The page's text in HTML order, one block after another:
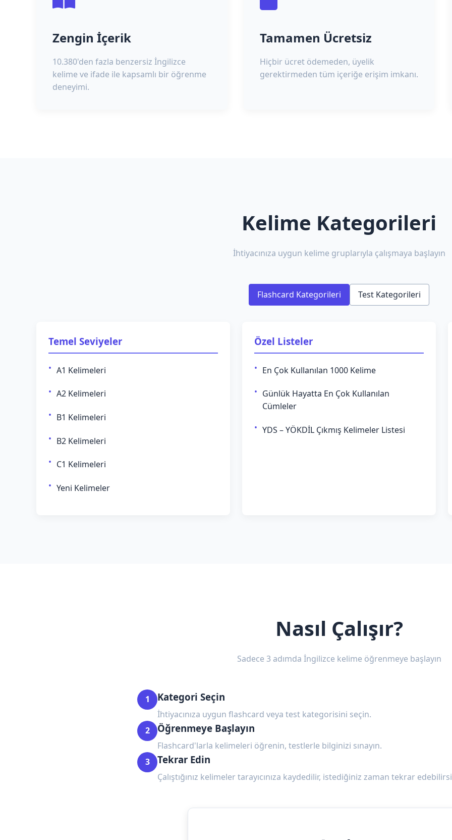
Zengin İçerik
10.380'den fazla benzersiz İngilizce
kelime ve ifade ile kapsamlı bir öğrenme
deneyimi.
Tamamen Ücretsiz
Hiçbir ücret ödemeden, üyelik
gerektirmeden tüm içeriğe erişim imkanı.
Kelime Kategorileri
İhtiyacınıza uygun kelime gruplarıyla çalışmaya başlayın
Flashcard Kategorileri Test Kategorileri
Temel Seviyeler
A1 Kelimeleri
A2 Kelimeleri
B1 Kelimeleri
B2 Kelimeleri
C1 Kelimeleri
Yeni Kelimeler
Özel Listeler
En Çok Kullanılan 1000 Kelime
Günlük Hayatta En Çok Kullanılan
Cümleler
YDS – YÖKDİL Çıkmış Kelimeler Listesi
Nasıl Çalışır?
Sadece 3 adımda İngilizce kelime öğrenmeye başlayın
1 Kategori Seçin
İhtiyacınıza uygun flashcard veya test kategorisini seçin.
2
Öğrenmeye Başlayın
Flashcard'larla kelimeleri öğrenin, testlerle bilginizi sınayın.
3
Tekrar Edin
Çalıştığınız kelimeler tarayıcınıza kaydedilir, istediğiniz zaman tekrar